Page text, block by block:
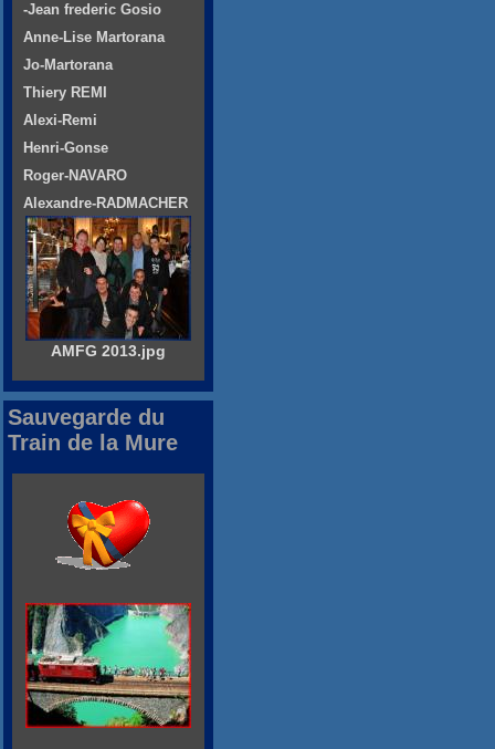
-Jean frederic Gosio
Anne-Lise Martorana
Jo-Martorana
Thiery REMI
Alexi-Remi
Henri-Gonse
Roger-NAVARO
Alexandre-RADMACHER
AMFG 2013.jpg
Sauvegarde du
Train de la Mure